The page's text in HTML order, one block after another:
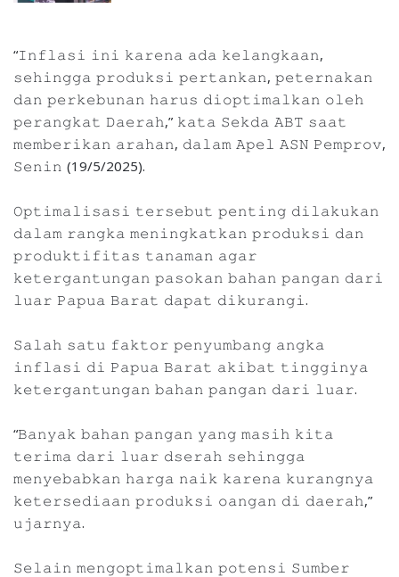
“𝙸𝚗𝚏𝚕𝚊𝚜𝚒 𝚒𝚗𝚒 𝚔𝚊𝚛𝚎𝚗𝚊 𝚊𝚍𝚊 𝚔𝚎𝚕𝚊𝚗𝚐𝚔𝚊𝚊𝚗,
𝚜𝚎𝚑𝚒𝚗𝚐𝚐𝚊 𝚙𝚛𝚘𝚍𝚞𝚔𝚜𝚒 𝚙𝚎𝚛𝚝𝚊𝚗𝚔𝚊𝚗, 𝚙𝚎𝚝𝚎𝚛𝚗𝚊𝚔𝚊𝚗
𝚍𝚊𝚗 𝚙𝚎𝚛𝚔𝚎𝚋𝚞𝚗𝚊𝚗 𝚑𝚊𝚛𝚞𝚜 𝚍𝚒𝚘𝚙𝚝𝚒𝚖𝚊𝚕𝚔𝚊𝚗 𝚘𝚕𝚎𝚑
𝚙𝚎𝚛𝚊𝚗𝚐𝚔𝚊𝚝 𝙳𝚊𝚎𝚛𝚊𝚑,” 𝚔𝚊𝚝𝚊 𝚂𝚎𝚔𝚍𝚊 𝙰𝙱𝚃 𝚜𝚊𝚊𝚝
𝚖𝚎𝚖𝚋𝚎𝚛𝚒𝚔𝚊𝚗 𝚊𝚛𝚊𝚑𝚊𝚗, 𝚍𝚊𝚕𝚊𝚖 𝙰𝚙𝚎𝚕 𝙰𝚂𝙽 𝙿𝚎𝚖𝚙𝚛𝚘𝚟,
𝚂𝚎𝚗𝚒𝚗 (19/5/2025).
𝙾𝚙𝚝𝚒𝚖𝚊𝚕𝚒𝚜𝚊𝚜𝚒 𝚝𝚎𝚛𝚜𝚎𝚋𝚞𝚝 𝚙𝚎𝚗𝚝𝚒𝚗𝚐 𝚍𝚒𝚕𝚊𝚔𝚞𝚔𝚊𝚗
𝚍𝚊𝚕𝚊𝚖 𝚛𝚊𝚗𝚐𝚔𝚊 𝚖𝚎𝚗𝚒𝚗𝚐𝚔𝚊𝚝𝚔𝚊𝚗 𝚙𝚛𝚘𝚍𝚞𝚔𝚜𝚒 𝚍𝚊𝚗
𝚙𝚛𝚘𝚍𝚞𝚔𝚝𝚒𝚏𝚒𝚝𝚊𝚜 𝚝𝚊𝚗𝚊𝚖𝚊𝚗 𝚊𝚐𝚊𝚛
𝚔𝚎𝚝𝚎𝚛𝚐𝚊𝚗𝚝𝚞𝚗𝚐𝚊𝚗 𝚙𝚊𝚜𝚘𝚔𝚊𝚗 𝚋𝚊𝚑𝚊𝚗 𝚙𝚊𝚗𝚐𝚊𝚗 𝚍𝚊𝚛𝚒
𝚕𝚞𝚊𝚛 𝙿𝚊𝚙𝚞𝚊 𝙱𝚊𝚛𝚊𝚝 𝚍𝚊𝚙𝚊𝚝 𝚍𝚒𝚔𝚞𝚛𝚊𝚗𝚐𝚒.
𝚂𝚊𝚕𝚊𝚑 𝚜𝚊𝚝𝚞 𝚏𝚊𝚔𝚝𝚘𝚛 𝚙𝚎𝚗𝚢𝚞𝚖𝚋𝚊𝚗𝚐 𝚊𝚗𝚐𝚔𝚊
𝚒𝚗𝚏𝚕𝚊𝚜𝚒 𝚍𝚒 𝙿𝚊𝚙𝚞𝚊 𝙱𝚊𝚛𝚊𝚝 𝚊𝚔𝚒𝚋𝚊𝚝 𝚝𝚒𝚗𝚐𝚐𝚒𝚗𝚢𝚊
𝚔𝚎𝚝𝚎𝚛𝚐𝚊𝚗𝚝𝚞𝚗𝚐𝚊𝚗 𝚋𝚊𝚑𝚊𝚗 𝚙𝚊𝚗𝚐𝚊𝚗 𝚍𝚊𝚛𝚒 𝚕𝚞𝚊𝚛.
“𝙱𝚊𝚗𝚢𝚊𝚔 𝚋𝚊𝚑𝚊𝚗 𝚙𝚊𝚗𝚐𝚊𝚗 𝚢𝚊𝚗𝚐 𝚖𝚊𝚜𝚒𝚑 𝚔𝚒𝚝𝚊
𝚝𝚎𝚛𝚒𝚖𝚊 𝚍𝚊𝚛𝚒 𝚕𝚞𝚊𝚛 𝚍𝚜𝚎𝚛𝚊𝚑 𝚜𝚎𝚑𝚒𝚗𝚐𝚐𝚊
𝚖𝚎𝚗𝚢𝚎𝚋𝚊𝚋𝚔𝚊𝚗 𝚑𝚊𝚛𝚐𝚊 𝚗𝚊𝚒𝚔 𝚔𝚊𝚛𝚎𝚗𝚊 𝚔𝚞𝚛𝚊𝚗𝚐𝚗𝚢𝚊
𝚔𝚎𝚝𝚎𝚛𝚜𝚎𝚍𝚒𝚊𝚊𝚗 𝚙𝚛𝚘𝚍𝚞𝚔𝚜𝚒 𝚘𝚊𝚗𝚐𝚊𝚗 𝚍𝚒 𝚍𝚊𝚎𝚛𝚊𝚑,”
𝚞𝚓𝚊𝚛𝚗𝚢𝚊.
𝚂𝚎𝚕𝚊𝚒𝚗 𝚖𝚎𝚗𝚐𝚘𝚙𝚝𝚒𝚖𝚊𝚕𝚔𝚊𝚗 𝚙𝚘𝚝𝚎𝚗𝚜𝚒 𝚂𝚞𝚖𝚋𝚎𝚛